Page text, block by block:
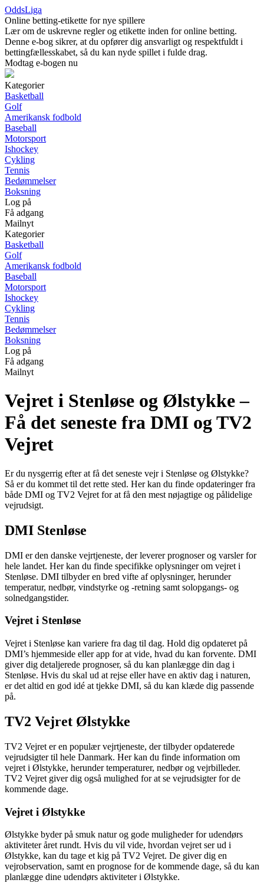
OddsLiga
Online betting-etikette for nye spillere
Lær om de uskrevne regler og etikette inden for online betting.
Denne e-bog sikrer, at du opfører dig ansvarligt og respektfuldt i
bettingfællesskabet, så du kan nyde spillet i fulde drag.
Modtag e-bogen nu
Kategorier
Basketball
Golf
Amerikansk fodbold
Baseball
Motorsport
Ishockey
Cykling
Tennis
Bedømmelser
Boksning
Log på
Få adgang
Mailnyt
Kategorier
Basketball
Golf
Amerikansk fodbold
Baseball
Motorsport
Ishockey
Cykling
Tennis
Bedømmelser
Boksning
Log på
Få adgang
Mailnyt
Vejret i Stenløse og Ølstykke –
Få det seneste fra DMI og TV2
Vejret
Er du nysgerrig efter at få det seneste vejr i Stenløse og Ølstykke?
Så er du kommet til det rette sted. Her kan du finde opdateringer fra
både DMI og TV2 Vejret for at få den mest nøjagtige og pålidelige
vejrudsigt.
DMI Stenløse
DMI er den danske vejrtjeneste, der leverer prognoser og varsler for
hele landet. Her kan du finde specifikke oplysninger om vejret i
Stenløse. DMI tilbyder en bred vifte af oplysninger, herunder
temperatur, nedbør, vindstyrke og -retning samt solopgangs- og
solnedgangstider.
Vejret i Stenløse
Vejret i Stenløse kan variere fra dag til dag. Hold dig opdateret på
DMI’s hjemmeside eller app for at vide, hvad du kan forvente. DMI
giver dig detaljerede prognoser, så du kan planlægge din dag i
Stenløse. Hvis du skal ud at rejse eller have en aktiv dag i naturen,
er det altid en god idé at tjekke DMI, så du kan klæde dig passende
på.
TV2 Vejret Ølstykke
TV2 Vejret er en populær vejrtjeneste, der tilbyder opdaterede
vejrudsigter til hele Danmark. Her kan du finde information om
vejret i Ølstykke, herunder temperaturer, nedbør og vejrbilleder.
TV2 Vejret giver dig også mulighed for at se vejrudsigter for de
kommende dage.
Vejret i Ølstykke
Ølstykke byder på smuk natur og gode muligheder for udendørs
aktiviteter året rundt. Hvis du vil vide, hvordan vejret ser ud i
Ølstykke, kan du tage et kig på TV2 Vejret. De giver dig en
vejrobservation, samt en prognose for de kommende dage, så du kan
planlægge dine udendørs aktiviteter i Ølstykke.